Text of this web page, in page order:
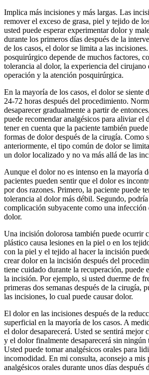
Implica más incisiones y más largas. Las
remover el exceso de grasa, piel y tejido de
usted puede esperar experimentar dolor y
durante los primeros días después de la
de los casos, el dolor se limita a las
posquirúrgico depende de muchos factores,
tolerancia al dolor, la experiencia del cirujano
operación y la atención posquirúrgica.
En la mayoría de los casos, el dolor se siente
24-72 horas después del procedimiento.
desaparecer gradualmente a partir de
puede recomendar analgésicos para aliviar el
tener en cuenta que la paciente también
formas de dolor después de la cirugía. Como
anteriormente, el tipo común de dolor se
un dolor localizado y no va más allá de las
Aunque el dolor no es intenso en la mayoría
pacientes pueden sentir que el dolor es
por dos razones. Primero, la paciente puede
tolerancia al dolor más débil. Segundo, podría
complicación subyacente como una infección
dolor.
Una incisión dolorosa también puede ocurrir
plástico causa lesiones en la piel o en los
con la piel y el tejido al hacer la incisión
crear dolor en la incisión después del
tiene cuidado durante la recuperación, puede
la incisión. Por ejemplo, si usted duerme de
primeras dos semanas después de la cirugía,
las incisiones, lo cual puede causar dolor.
El dolor en las incisiones después de la
superficial en la mayoría de los casos. A
el dolor desaparecerá. Usted se sentirá mejor
y el dolor finalmente desaparecerá sin ningún
Usted puede tomar analgésicos orales para
incomodidad. En mi consulta, aconsejo a mis
analgésicos orales durante unos días después